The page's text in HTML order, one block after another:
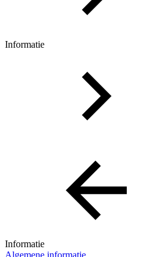
Informatie
Informatie
Algemene informatie